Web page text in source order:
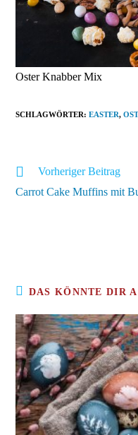
Oster Knabber Mix
SCHLAGWÖRTER:EASTER,
Weitere
ansehen
Vorheriger Beitrag
Carrot Cake Muffins mit
DAS KÖNNTE DIR